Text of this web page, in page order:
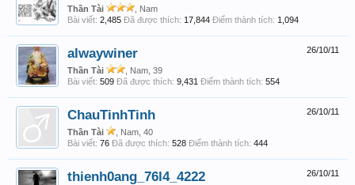
Thần Tài
, Nam
Bài viết: 2,485 Đã được thích: 17,844 Điểm thành tích: 1,094
26/10/11
alwaywiner
Thần Tài
, Nam, 39
Bài viết: 509 Đã được thích: 9,431 Điểm thành tích: 554
26/10/11
ChauTinhTinh
Thần Tài
, Nam, 40
Bài viết: 76 Đã được thích: 528 Điểm thành tích: 444
26/10/11
thienh0ang_76l4_4222